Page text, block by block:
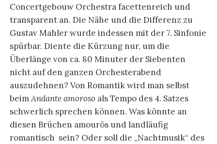
Concertgebouw Orchestra facettenreich und
transparent an. Die Nähe und die Differenz zu
Gustav Mahler wurde indessen mit der 7. Sinfonie
spürbar. Diente die Kürzung nur, um die
Überlänge von ca. 80 Minuter der Siebenten
nicht auf den ganzen Orchesterabend
auszudehnen? Von Romantik wird man selbst
beimAndante amoroso als Tempo des 4. Satzes
schwerlich sprechen können. Was könnte an
diesen Brüchen amourös und landläufig
romantisch sein? Oder soll die „Nachtmusik“ des